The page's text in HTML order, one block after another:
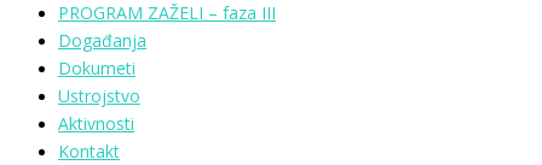
PROGRAM ZAŽELI – faza III
Događanja
Dokumeti
Ustrojstvo
Aktivnosti
Kontakt